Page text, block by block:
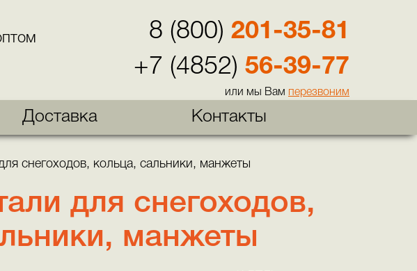
8 (800) 201-35-81
+7 (4852) 56-39-77
или мы Вам перезвоним
Доставка Контакты
снегоходов, кольца, сальники, манжеты
для снегоходов,
манжеты